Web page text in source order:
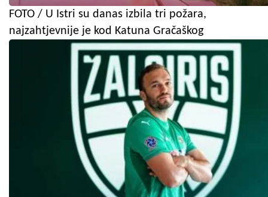
FOTO / U Istri su danas izbila tri požara,
najzahtjevnije je kod Katuna Gračaškog